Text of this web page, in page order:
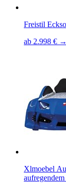
Freistil
ab 2.998 € →
Xlmoebel